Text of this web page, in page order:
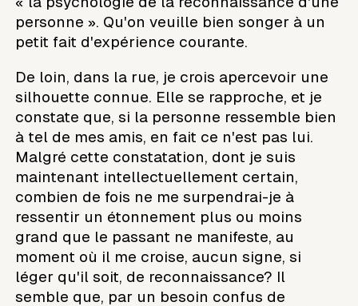
personne ». Qu'on veuille bien songer à un
petit fait d'expérience courante.
De loin, dans la rue, je crois apercevoir une
silhouette connue. Elle se rapproche, et je
constate que, si la personne ressemble bien
à tel de mes amis, en fait ce n'est pas lui.
Malgré cette constatation, dont je suis
maintenant intellectuellement certain,
combien de fois ne me surpendrai-je à
ressentir un étonnement plus ou moins
grand que le passant ne manifeste, au
moment où il me croise, aucun signe, si
léger qu'il soit, de reconnaissance? Il
semble que, par un besoin confus de